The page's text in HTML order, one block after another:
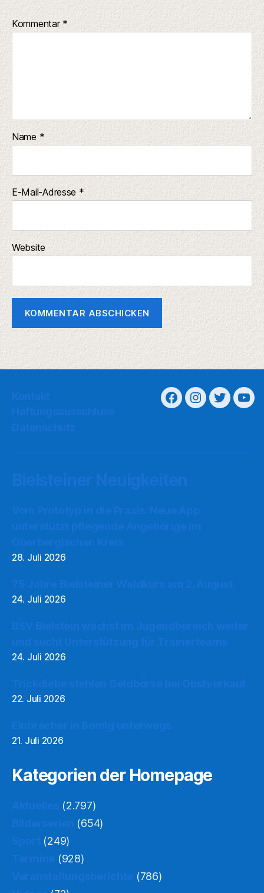
Kommentar *
Name*
E-Mail-Adresse *
Website
28. Juli 2026
24. Juli 2026
24. Juli 2026
22. Juli 2026
21. Juli 2026
Kategorien der Homepage
(2.797)
(654)
(249)
(928)
(786)